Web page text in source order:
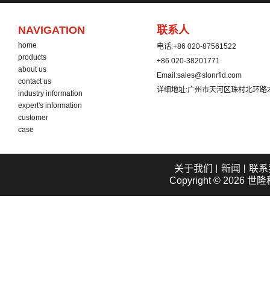
NAVIGATION
home
products
about us
contact us
industry information
expert's information
customer
case
联系人
电话:+86 020-87561522
+86 020-38201771
Email:sales@slonrfid.com
详细地址:广州市天河区珠村北环
关于我们 新闻
联
Copyright © 2026 世隆